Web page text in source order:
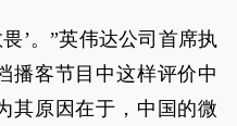
’。”英伟达公司首席执
播客节目中这样评价中
其原因在于，中国的微